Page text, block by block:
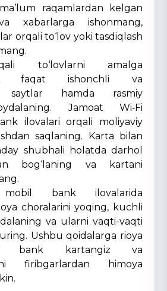
raqamlardan kelgan
xabarlarga ishonmang,
orqali to‘lov yoki tasdiqlash
to‘lovlarni amalga
faqat ishonchli va
saytlar hamda rasmiy
Jamoat Wi‑Fi
ilovalari orqali moliyaviy
saqlaning. Karta bilan
shubhali holatda darhol
bog‘laning va kartani
mobil bank ilovalarida
choralarini yoqing, kuchli
va ularni vaqti-vaqti
Ushbu qoidalarga rioya
bank kartangiz va
firibgarlardan himoya